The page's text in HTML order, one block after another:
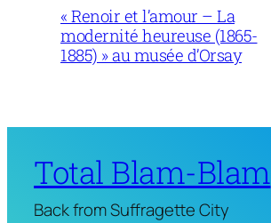
« Renoir et l’amour – La
modernité heureuse (1865-
1885) » au musée d’Orsay
Total Blam-Blam
Back from Suffragette City